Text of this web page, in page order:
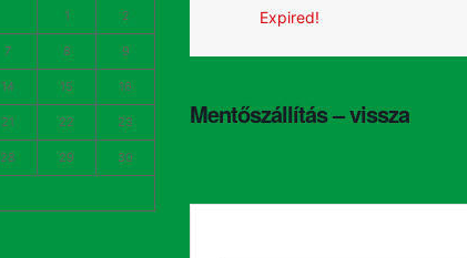
1 2
7 8 9
14 15 16
21 22 23
28 29 30
Expired!
Mentőszállítás – vissza